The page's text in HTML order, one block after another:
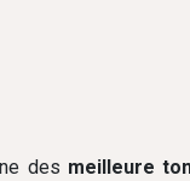
des meilleure